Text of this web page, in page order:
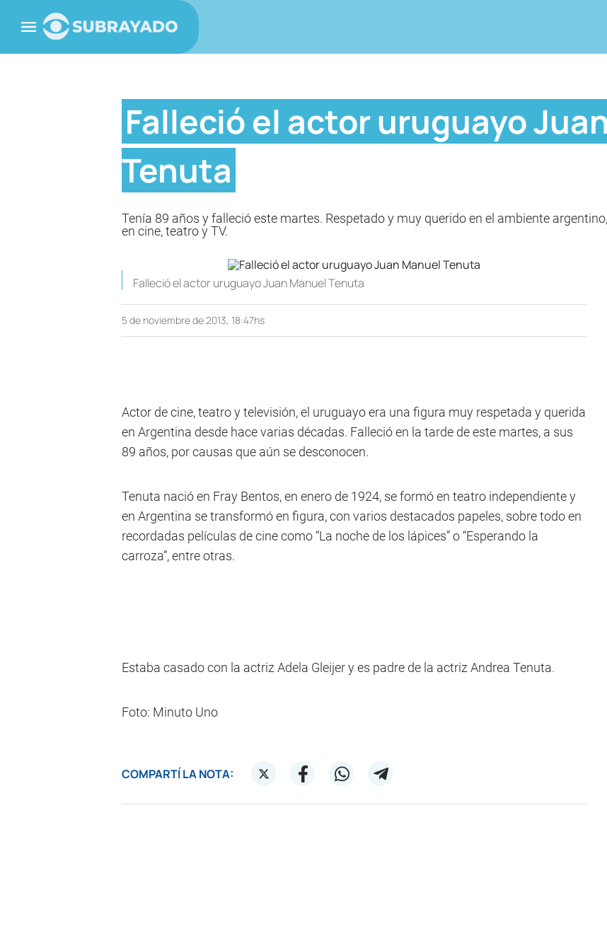
Falleció el actor uruguayo
Tenuta
Tenía 89 años y falleció este martes. Respetado y muy querido en el ambiente
en cine, teatro y TV.
Falleció el actor uruguayo Juan Manuel Tenuta
5 de noviembre de 2013, 18:47hs
Actor de cine, teatro y televisión, el uruguayo era una figura muy respetada y querida
en Argentina desde hace varias décadas. Falleció en la tarde de este martes, a sus
89 años, por causas que aún se desconocen.
Tenuta nació en Fray Bentos, en enero de 1924, se formó en teatro independiente y
en Argentina se transformó en figura, con varios destacados papeles, sobre todo en
recordadas películas de cine como “La noche de los lápices” o “Esperando la
carroza”, entre otras.
Estaba casado con la actriz Adela Gleijer y es padre de la actriz Andrea Tenuta.
Foto: Minuto Uno
COMPARTÍ LA NOTA: